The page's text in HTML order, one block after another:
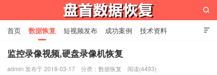

首页 数据恢复 短视频发布 成功案例 技术资料
关于我们 设备展示 常见问题

监控录像视频,硬盘录像机恢复
admin 发布于 2018-03-17 分类： 数据恢复 阅读(4493)